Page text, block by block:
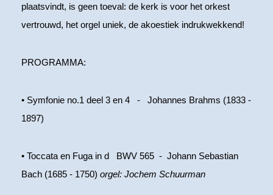
plaatsvindt, is geen toeval: de kerk is voor het orkest
vertrouwd, het orgel uniek, de akoestiek indrukwekkend!
PROGRAMMA:
• Symfonie no.1 deel 3 en 4 - Johannes Brahms (1833 -
1897)
• Toccata en Fuga in d BWV 565 - Johann Sebastian
Bach (1685 - 1750) orgel: Jochem Schuurman